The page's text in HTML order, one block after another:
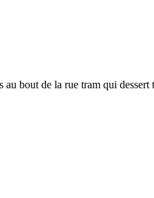
bout de la rue tram qui